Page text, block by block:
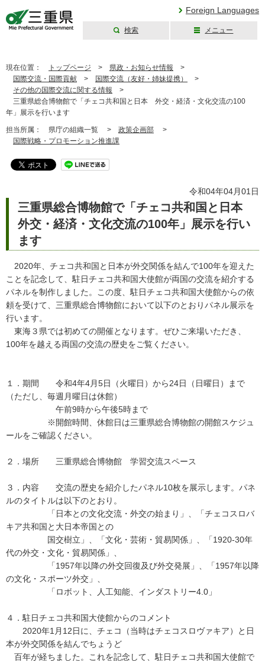
Foreign Languages
検索 メニュー
現在位置： トップページ > 県政・お知らせ情報 >
国際交流・国際貢献 > 国際交流（友好・姉妹提携）
>
その他の国際交流に関する情報 >
三重県総合博物館で「チェコ共和国と日本 外交・経済・文化交流の100
年」展示を行います
担当所属： 県庁の組織一覧 > 政策企画部 >
国際戦略・プロモーション推進課
令和04年04月01日
三重県総合博物館で「チェコ共和国と日本
外交・経済・文化交流の100年」展示を行い
ます
2020年、チェコ共和国と日本が外交関係を結んで100年を迎えた
ことを記念して、駐日チェコ共和国大使館が両国の交流を紹介する
パネルを制作しました。この度、駐日チェコ共和国大使館からの依
頼を受けて、三重県総合博物館において以下のとおりパネル展示を
行います。
東海３県では初めての開催となります。ぜひご来場いただき、
100年を越える両国の交流の歴史をご覧ください。
１．期間 令和4年4月5日（火曜日）から24日（日曜日）まで
（ただし、毎週月曜日は休館）
午前9時から午後5時まで
※開館時間、休館日は三重県総合博物館の開館スケジュ
ールをご確認ください。
２．場所 三重県総合博物館 学習交流スペース
３．内容 交流の歴史を紹介したパネル10枚を展示します。パネ
ルのタイトルは以下のとおり。
「日本との文化交流・外交の始まり」、「チェコスロバ
キア共和国と大日本帝国との
国交樹立」、「文化・芸術・貿易関係」、「1920-30年
代の外交・文化・貿易関係」、
「1957年以降の外交回復及び外交発展」、「1957年以降
の文化・スポーツ外交」、
「ロボット、人工知能、インダストリー4.0」
４．駐日チェコ共和国大使館からのコメント
2020年1月12日に、チェコ（当時はチェコスロヴァキア）と日
本が外交関係を結んでちょうど
百年が経ちました。これを記念して、駐日チェコ共和国大使館で